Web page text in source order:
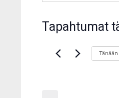
Tapahtumat
Tänään